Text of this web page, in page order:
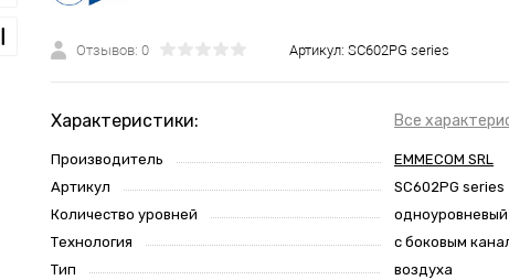
Отзывов: 0 Артикул: SC602PG series
Характеристики: Все
Производитель
EMMECOM SRL
Артикул
SC602PG series
Количество уровней
одноуровневый
Технология
с боковым
Тип
воздуха